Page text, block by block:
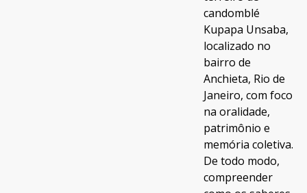
candomblé
Kupapa Unsaba,
localizado no
bairro de
Anchieta, Rio de
Janeiro, com foco
na oralidade,
patrimônio e
memória coletiva.
De todo modo,
compreender